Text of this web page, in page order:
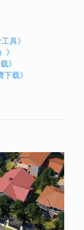
具》
》
》
载》